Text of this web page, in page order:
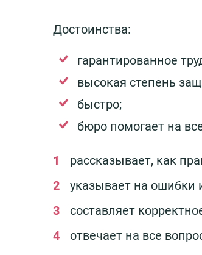
Достоинства:
гарантированное
высокая степень
быстро;
бюро помогает на
рассказывает, как
указывает на ошибки
составляет
отвечает на все